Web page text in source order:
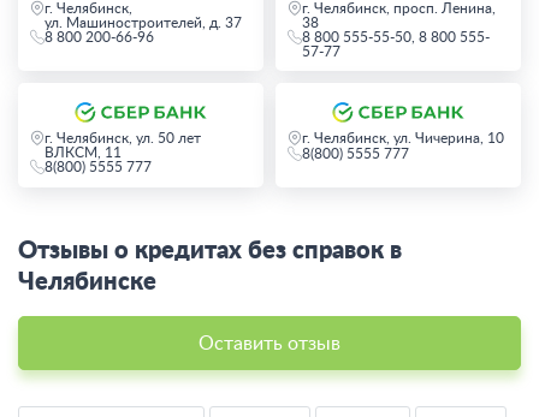
г. Челябинск,
ул. Машиностроителей, д. 37
8 800 200-66-96
г. Челябинск, просп. Ленина,
38
8 800 555-55-50, 8 800 555-
57-77
г. Челябинск, ул. 50 лет
ВЛКСМ, 11
8(800) 5555 777
г. Челябинск, ул. Чичерина, 10
8(800) 5555 777
Отзывы о кредитах без справок в
Челябинске
Оставить отзыв